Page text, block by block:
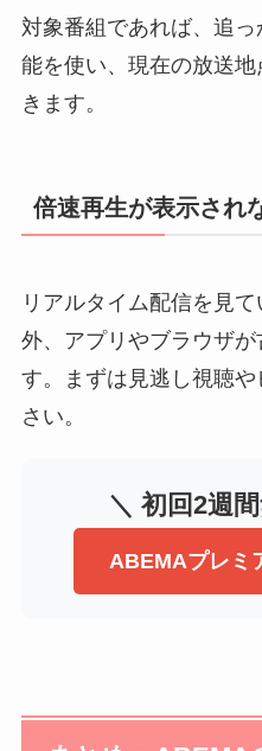
対象番組であれば、追
能を使い、現在の放送
きます。
倍速再生が表示され
リアルタイム配信を見
外、アプリやブラウザ
す。まずは見逃し視聴
さい。
＼ 初回2週
ABEMAプレミ